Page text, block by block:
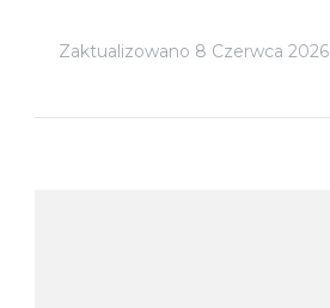
Zaktualizowano 8 Czerwca 2026